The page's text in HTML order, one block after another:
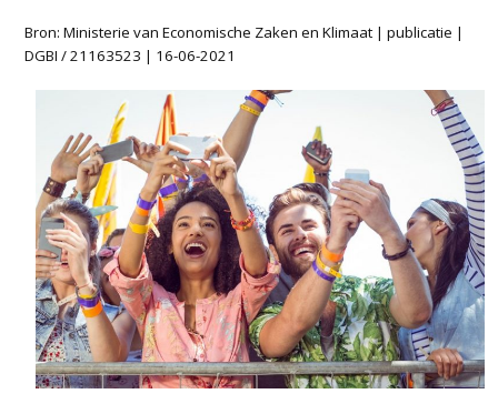
Bron: Ministerie van Economische Zaken en Klimaat | publicatie |
DGBI / 21163523 | 16-06-2021